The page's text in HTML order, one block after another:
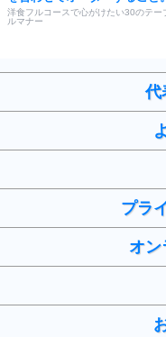
洋食フルコースで心がけたい30のテー
ルマナー
代
プラ
オン